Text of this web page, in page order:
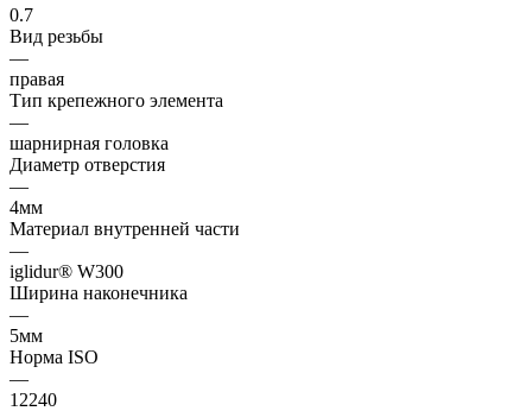
0.7
Вид резьбы
—
правая
Тип крепежного элемента
—
шарнирная головка
Диаметр отверстия
—
4мм
Материал внутренней части
—
iglidur® W300
Ширина наконечника
—
5мм
Норма ISO
—
12240